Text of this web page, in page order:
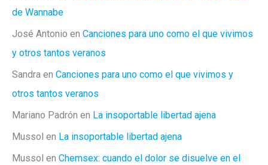
de Wannabe
José Antonio en Canciones para uno como el que vivimos
y otros tantos veranos
Sandra en Canciones para uno como el que vivimos y
otros tantos veranos
Mariano Padrón en La insoportable libertad ajena
Mussol en La insoportable libertad ajena
Mussol en Chemsex: cuando el dolor se disuelve en el